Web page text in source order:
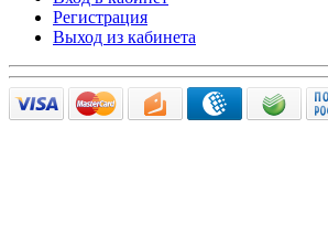
Регистрация
Выход из кабинета